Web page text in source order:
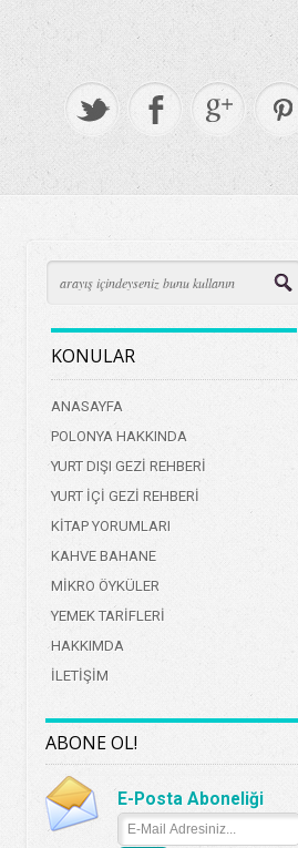
KONULAR
ANASAYFA
POLONYA HAKKINDA
YURT DIŞI GEZİ REHBERİ
YURT İÇİ GEZİ REHBERİ
KİTAP YORUMLARI
KAHVE BAHANE
MİKRO ÖYKÜLER
YEMEK TARİFLERİ
HAKKIMDA
İLETİŞİM
ABONE OL!
E-Posta Aboneliği